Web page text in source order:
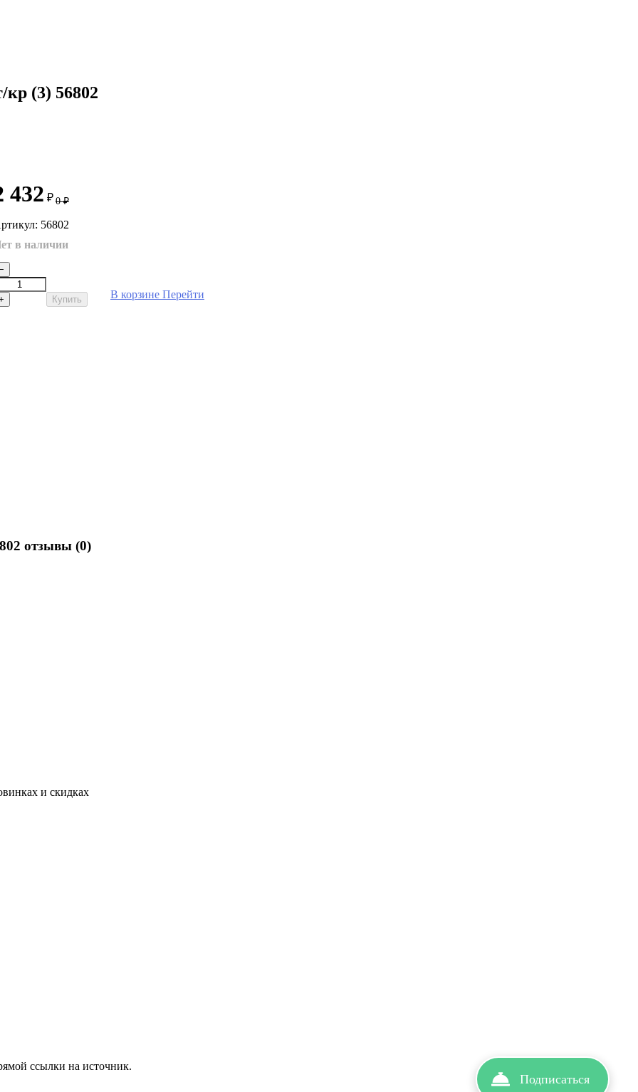
кр (3) 56802
432 ₽ 0 ₽
56802
в наличии
Купить В корзине Перейти
отзывы (0)
и скидках
ссылки на источник.
Подписаться